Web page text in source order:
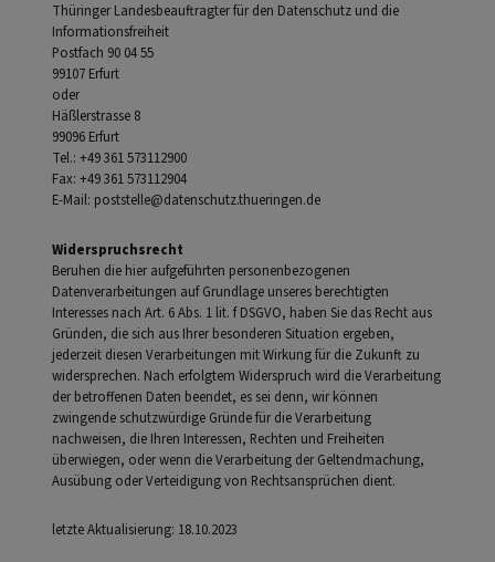
Thüringer Landesbeauftragter für den Datenschutz und die
Informationsfreiheit
Postfach 90 04 55
99107 Erfurt
oder
Häßlerstrasse 8
99096 Erfurt
Tel.: +49 361 573112900
Fax: +49 361 573112904
E-Mail: poststelle@datenschutz.thueringen.de
Widerspruchsrecht
Beruhen die hier aufgeführten personenbezogenen
Datenverarbeitungen auf Grundlage unseres berechtigten
Interesses nach Art. 6 Abs. 1 lit. f DSGVO, haben Sie das Recht aus
Gründen, die sich aus Ihrer besonderen Situation ergeben,
jederzeit diesen Verarbeitungen mit Wirkung für die Zukunft zu
widersprechen. Nach erfolgtem Widerspruch wird die Verarbeitung
der betroffenen Daten beendet, es sei denn, wir können
zwingende schutzwürdige Gründe für die Verarbeitung
nachweisen, die Ihren Interessen, Rechten und Freiheiten
überwiegen, oder wenn die Verarbeitung der Geltendmachung,
Ausübung oder Verteidigung von Rechtsansprüchen dient.
letzte Aktualisierung: 18.10.2023